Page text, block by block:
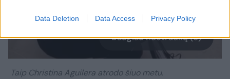
Data Deletion Data Access Privacy Policy
Daugiau nuotraukų (6)
Taip Christina Aguilera atrodo šiuo metu.